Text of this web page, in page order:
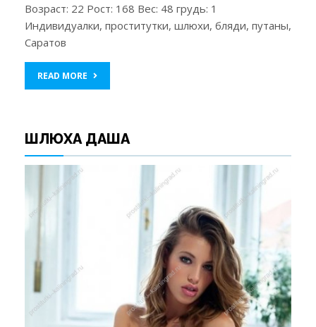
Возраст: 22 Рост: 168 Вес: 48 грудь: 1
Индивидуалки, проститутки, шлюхи, бляди, путаны,
Саратов
READ MORE
ШЛЮХА ДАША